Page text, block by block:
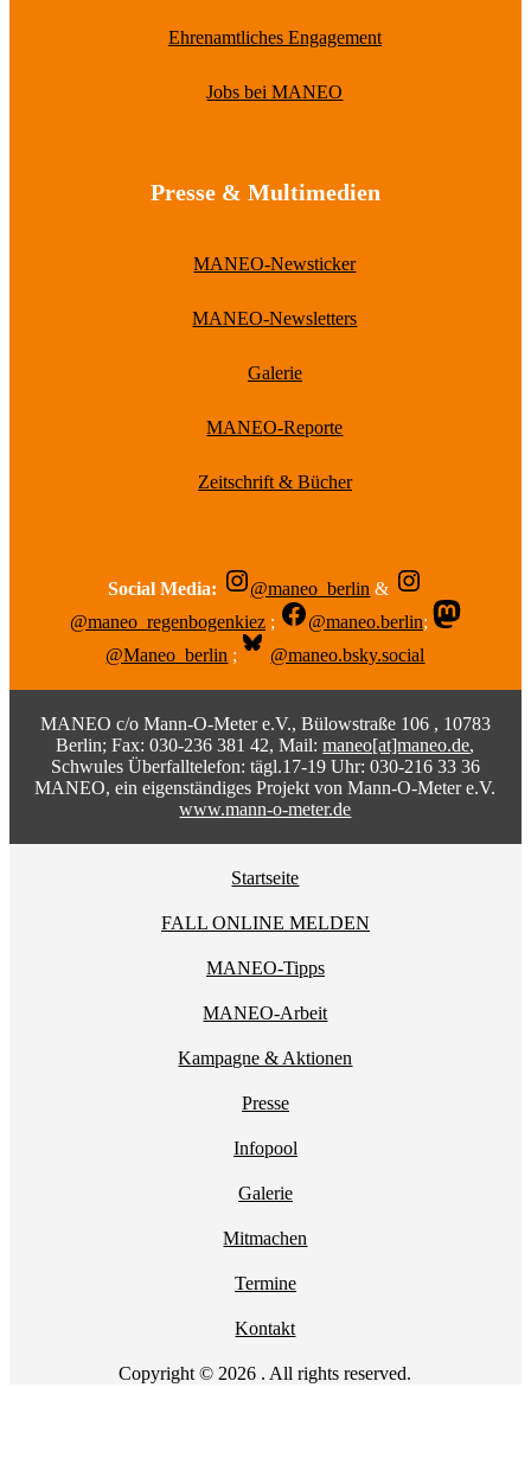
Ehrenamtliches Engagement
Jobs bei MANEO
Presse & Multimedien
MANEO-Newsticker
MANEO-Newsletters
Galerie
MANEO-Reporte
Zeitschrift & Bücher
Social Media: @maneo_berlin &
@maneo_regenbogenkiez ; @maneo.berlin;
@Maneo_berlin ; @maneo.bsky.social
MANEO c/o Mann-O-Meter e.V., Bülowstraße 106 , 10783
Berlin; Fax: 030-236 381 42, Mail:maneo[at]maneo.de,
Schwules Überfalltelefon: tägl.17-19 Uhr: 030-216 33 36
MANEO, ein eigenständiges Projekt von Mann-O-Meter e.V.
www.mann-o-meter.de
Startseite
FALL ONLINE MELDEN
MANEO-Tipps
MANEO-Arbeit
Kampagne & Aktionen
Presse
Infopool
Galerie
Mitmachen
Termine
Kontakt
Copyright © 2026 . All rights reserved.